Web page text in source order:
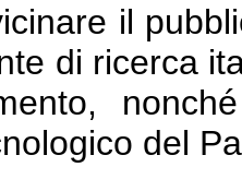
il
di ricerca
del